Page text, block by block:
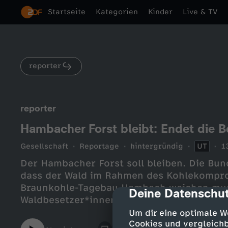
cmp-dialog-
Deine
Um dir eine optimale
Cookies und
Startseite Kategorien Kinder Live & TV
reporter
reporter
Hambacher Forst bleibt: Endet die
Gesellschaft Reportage hintergründig UT
Der Hambacher Forst soll bleiben. Die
dass der Wald im Rahmen des
Braunkohle-Tagebau Hambach weichen
Waldbesetzer*innen im “Hambi” ihr vor
erreicht und den Rest des Waldes
wirklich sicher? Und werden die